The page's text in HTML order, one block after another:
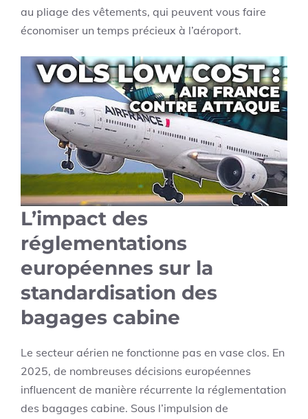
au pliage des vêtements, qui peuvent vous faire
économiser un temps précieux à l’aéroport.
L’impact des
réglementations
européennes sur la
standardisation des
bagages cabine
Le secteur aérien ne fonctionne pas en vase clos. En
2025, de nombreuses décisions européennes
influencent de manière récurrente la réglementation
des bagages cabine. Sous l’impulsion de